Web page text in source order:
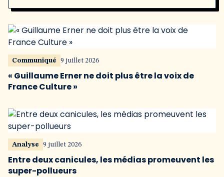
Communiqué 9 juillet 2026
« Guillaume Erner ne doit plus être la voix de
France Culture »
Analyse 9 juillet 2026
Entre deux canicules, les médias promeuvent les
super-pollueurs